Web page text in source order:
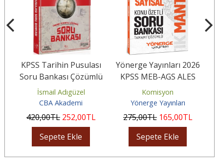
KPSS Tarihin Pusulası
Soru Bankası Çözümlü
2026 (İsmail Adıgüzel)
İsmail Adıgüzel
CBA Akademi
420,00TL 252,00TL
Sepete Ekle
Yönerge Yayınları 2026
KPSS MEB-AGS ALES
DGS Sözel Sayısal
Mantık Konu...
Komisyon
Yönerge Yayınları
275,00TL 165,00TL
Sepete Ekle